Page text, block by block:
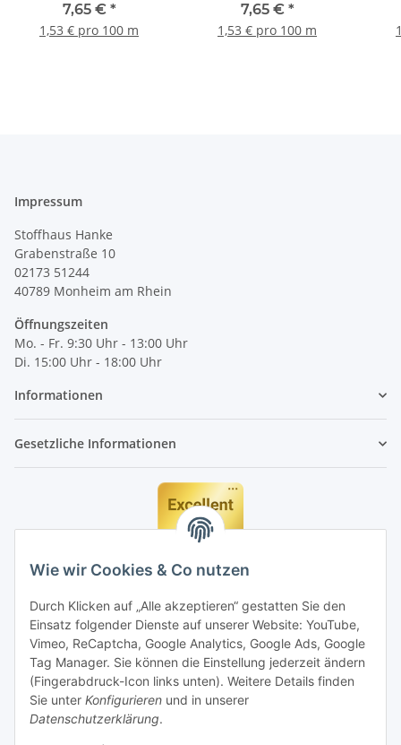
Wie wir Cookies & Co nutzen
Durch Klicken auf „Alle akzeptieren“ gestatten Sie den
Einsatz folgender Dienste auf unserer Website: YouTube,
Vimeo, ReCaptcha, Google Analytics, Google Ads, Google
Tag Manager. Sie können die Einstellung jederzeit ändern
(Fingerabdruck-Icon links unten). Weitere Details finden
Sie unter Konfigurieren und in unserer
Datenschutzerklärung.
7,65 € *
1,53 € pro 100 m
7,65 € *
1,53 € pro 100 m
Impressum
Stoffhaus Hanke
Grabenstraße 10
02173 51244
40789 Monheim am Rhein
Öffnungszeiten
Mo. - Fr. 9:30 Uhr - 13:00 Uhr
Di. 15:00 Uhr - 18:00 Uhr
Informationen
Gesetzliche Informationen